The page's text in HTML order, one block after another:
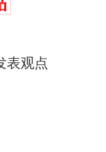
表观点